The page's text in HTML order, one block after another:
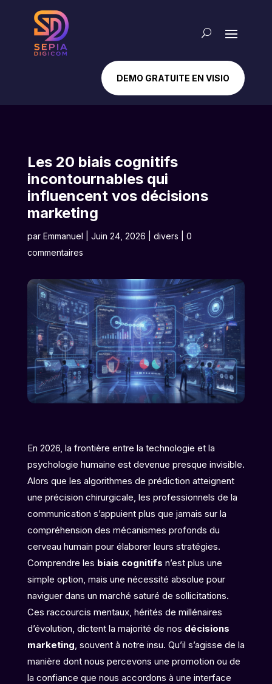
DEMO GRATUITE EN VISIO
Les 20 biais cognitifs
incontournables qui
influencent vos décisions
marketing
par Emmanuel Juin 24, 2026 divers
0
commentaires
En 2026, la frontière entre la technologie et la
psychologie humaine est devenue presque invisible.
Alors que les algorithmes de prédiction atteignent
une précision chirurgicale, les professionnels de la
communication s’appuient plus que jamais sur la
compréhension des mécanismes profonds du
cerveau humain pour élaborer leurs stratégies.
Comprendre les biais cognitifs n’est plus une
simple option, mais une nécessité absolue pour
naviguer dans un marché saturé de sollicitations.
Ces raccourcis mentaux, hérités de millénaires
d’évolution, dictent la majorité de nos décisions
marketing , souvent à notre insu. Qu’il s’agisse de la
manière dont nous percevons une promotion ou de
la confiance que nous accordons à une interface